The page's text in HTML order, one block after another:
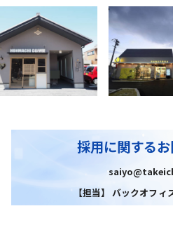
採用に関する
【担当】 バックオフ